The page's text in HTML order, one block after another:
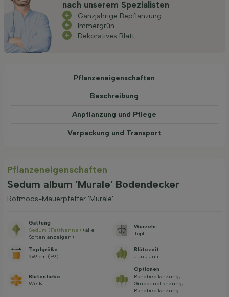
nach unserem Spezialisten
Ganzjährige Bepflanzung
Immergrün
Dekoratives Blatt
Pflanzeneigenschaften
Beschreibung
Anpflanzung und Pflege
Verpackung und Transport
Pflanzeneigenschaften
Sedum album 'Murale' Bodendecker
Rotmoos-Mauerpfeffer 'Murale'
Gattung
Sedum (Fetthenne) (alle
Sorten anzeigen)
Wurzeln
Topf
Topfgröße
9x9 cm (P9)
Blütezeit
Juni, Juli
Blütenfarbe
Weiß
Optionen
Randbepflanzung,
Gruppenpflanzung,
Randbepflanzung